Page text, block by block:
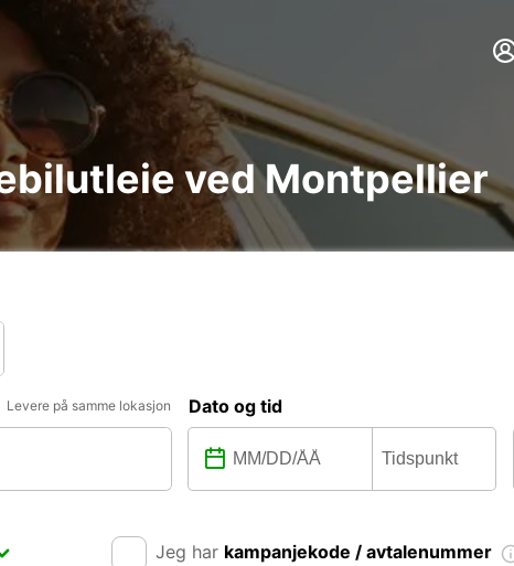
ved Montpellier
Levere på samme lokasjon Dato og tid
Jeg har kampanjekode / avtalenummer